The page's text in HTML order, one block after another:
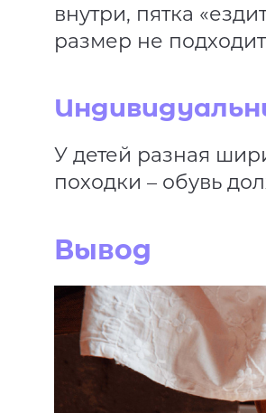
внутри, пятка
размер не
У детей разная
походки – обувь
Вывод